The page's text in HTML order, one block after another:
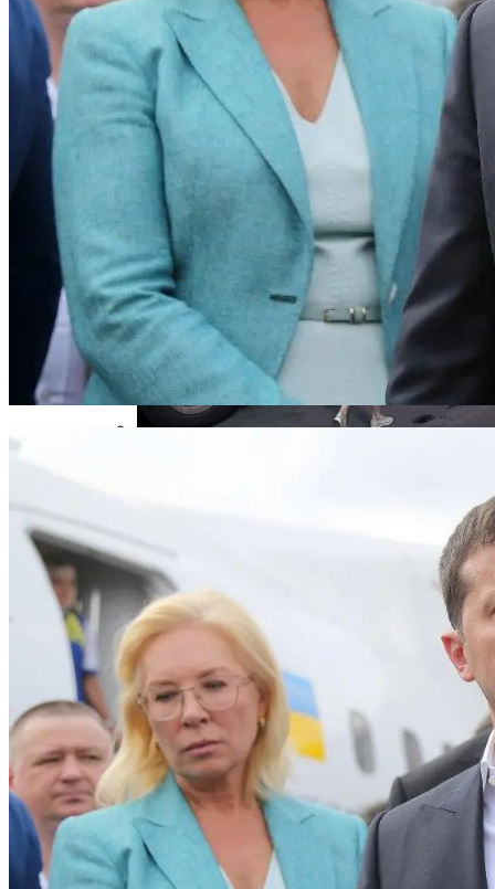
Военные Рельсы Спасут Британскую
Экономику?
На Какую Зарплату Могут
Рассчитывать Украинцы За Рубежом:
Советы Для Беженцев
Индия Не Будет Спрашивать
Разрешения На Запуск Моделей ИИ
Вредно, Но Выгодно: В США Запрет На
Асбест Приняли Только Сейчас
SkyUp Запустит Новые Рейсы По
Украине